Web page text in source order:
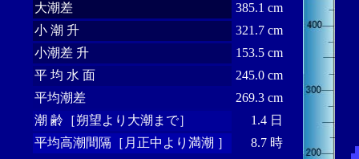
大潮差
385.1 cm
小 潮 升
321.7 cm
小潮差 升
153.5 cm
平 均 水 面
245.0 cm
平均潮差
269.3 cm
潮 齢［朔望より大潮まで］
1.4 日
平均高潮間隔［月正中より満潮 ］
8.7 時